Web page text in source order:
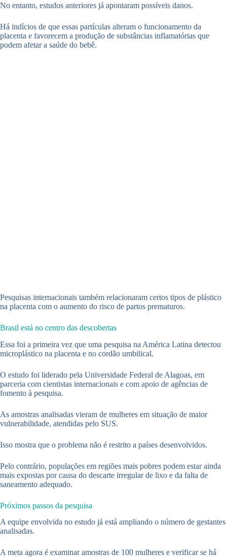
No entanto, estudos anteriores já apontaram possíveis danos.
Há indícios de que essas partículas alteram o funcionamento da
placenta e favorecem a produção de substâncias inflamatórias que
podem afetar a saúde do bebê.
Pesquisas internacionais também relacionaram certos tipos de plástico
na placenta com o aumento do risco de partos prematuros.
Brasil está no centro das descobertas
Essa foi a primeira vez que uma pesquisa na América Latina detectou
microplástico na placenta e no cordão umbilical.
O estudo foi liderado pela Universidade Federal de Alagoas, em
parceria com cientistas internacionais e com apoio de agências de
fomento à pesquisa.
As amostras analisadas vieram de mulheres em situação de maior
vulnerabilidade, atendidas pelo SUS.
Isso mostra que o problema não é restrito a países desenvolvidos.
Pelo contrário, populações em regiões mais pobres podem estar ainda
mais expostas por causa do descarte irregular de lixo e da falta de
saneamento adequado.
Próximos passos da pesquisa
A equipe envolvida no estudo já está ampliando o número de gestantes
analisadas.
A meta agora é examinar amostras de 100 mulheres e verificar se há